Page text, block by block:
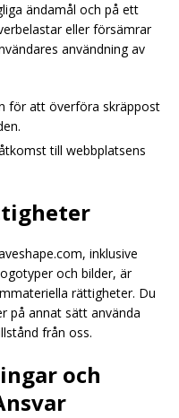
ändamål och på ett
eller försämrar
användning av
för att överföra skräppost
till webbplatsens
inklusive
och bilder, är
rättigheter. Du
på annat sätt använda
från oss.
och